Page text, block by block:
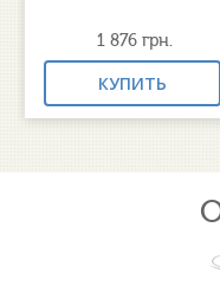
1 876грн.
КУПИТЬ